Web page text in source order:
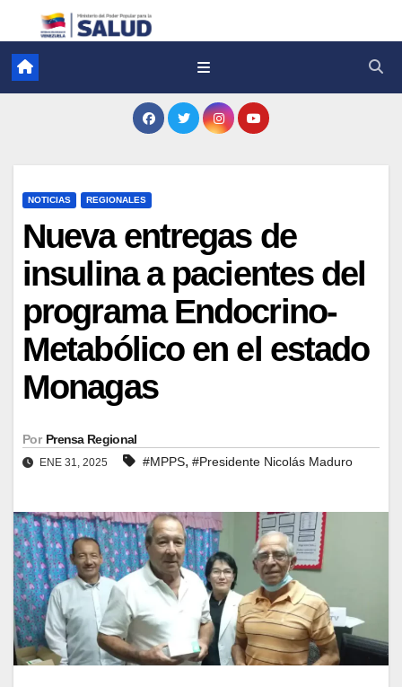
NOTICIAS REGIONALES
Nueva entregas de
insulina a pacientes del
programa Endocrino-
Metabólico en el estado
Monagas
Por Prensa Regional
ENE 31, 2025 #MPPS, #Presidente Nicolás Maduro